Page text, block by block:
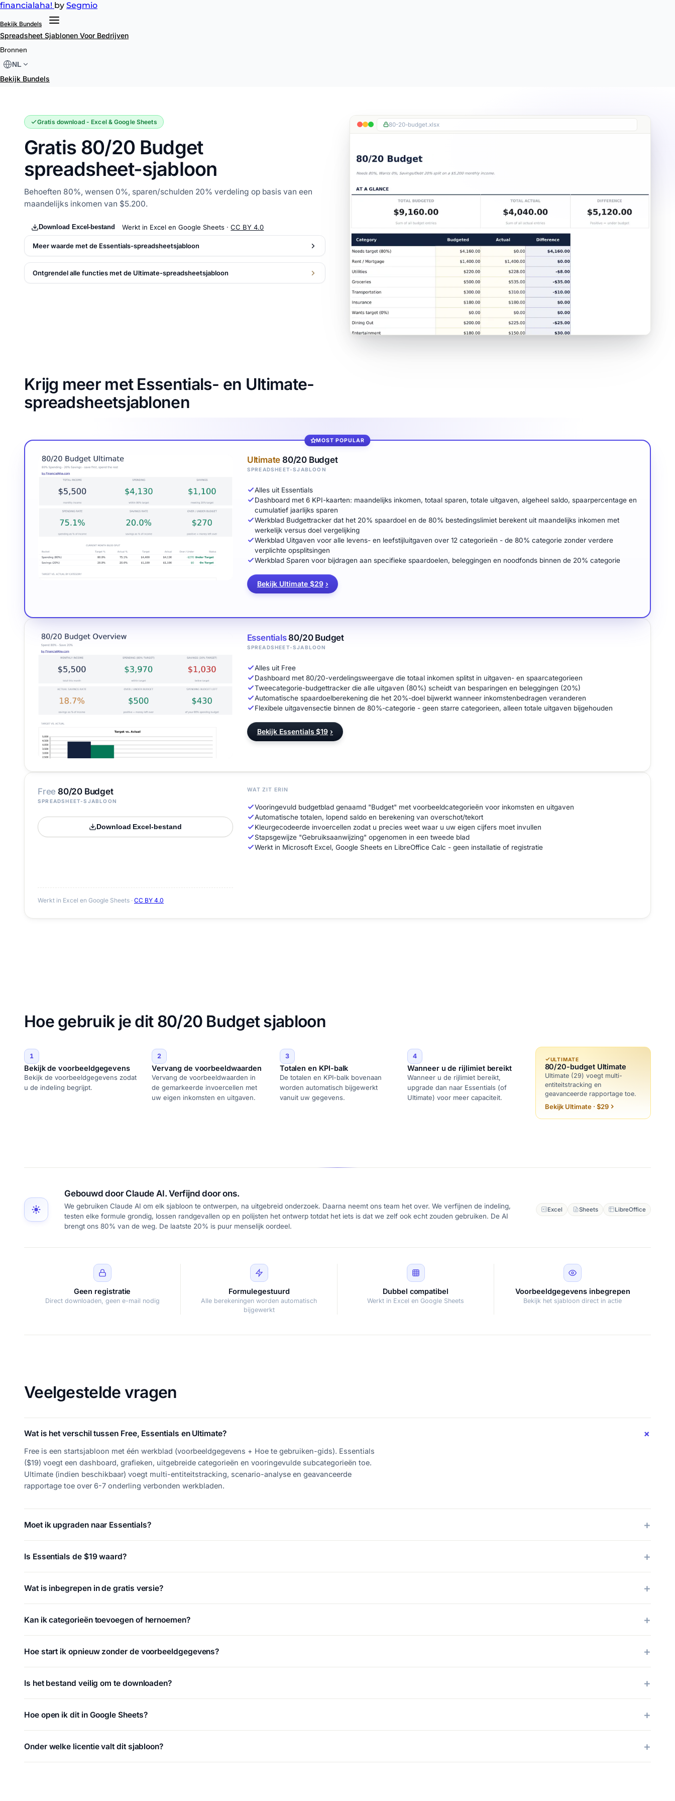
financialaha! by Segmio
Bekijk Bundels
Spreadsheet Sjablonen Voor Bedrijven
Bronnen
NL
Bekijk Bundels
80/20 Budget
Gratis download - Excel & Google Sheets
Gratis 80/20 Budget
spreadsheet-sjabloon
Behoeften 80%, wensen 0%, sparen/schulden 20% verdeling op basis van een
maandelijks inkomen van $5.200.
Download Excel-bestand Werkt in Excel en Google Sheets ·CC BY 4.0
Meer waarde met de Essentials-spreadsheetsjabloon
Ontgrendel alle functies met de Ultimate-spreadsheetsjabloon
80-20-budget.xlsx
Krijg meer met Essentials- en Ultimate-
spreadsheetsjablonen
Free 80/20 Budget
SPREADSHEET-SJABLOON
Download Excel-bestand
Werkt in Excel en Google Sheets · CC BY 4.0
WAT ZIT ERIN
Vooringevuld budgetblad genaamd "Budget" met voorbeeldcategorieën voor inkomsten en uitgaven
Automatische totalen, lopend saldo en berekening van overschot/tekort
Kleurgecodeerde invoercellen zodat u precies weet waar u uw eigen cijfers moet invullen
Stapsgewijze "Gebruiksaanwijzing" opgenomen in een tweede blad
Werkt in Microsoft Excel, Google Sheets en LibreOffice Calc - geen installatie of registratie
Essentials80/20 Budget
SPREADSHEET-SJABLOON
Alles uit Free
Dashboard met 80/20-verdelingsweergave die totaal inkomen splitst in uitgaven- en spaarcategorieen
Tweecategorie-budgettracker die alle uitgaven (80%) scheidt van besparingen en beleggingen (20%)
Automatische spaardoelberekening die het 20%-doel bijwerkt wanneer inkomstenbedragen veranderen
Flexibele uitgavensectie binnen de 80%-categorie - geen starre categorieen, alleen totale uitgaven bijgehouden
Bekijk Essentials $19 ›
MOST POPULAR
Ultimate 80/20 Budget
SPREADSHEET-SJABLOON
Alles uit Essentials
Dashboard met 6 KPI-kaarten: maandelijks inkomen, totaal sparen, totale uitgaven, algeheel saldo, spaarpercentage en
cumulatief jaarlijks sparen
Werkblad Budgettracker dat het 20% spaardoel en de 80% bestedingslimiet berekent uit maandelijks inkomen met
werkelijk versus doel vergelijking
Werkblad Uitgaven voor alle levens- en leefstijluitgaven over 12 categorieën - de 80% categorie zonder verdere
verplichte opsplitsingen
Werkblad Sparen voor bijdragen aan specifieke spaardoelen, beleggingen en noodfonds binnen de 20% categorie
Bekijk Ultimate $29 ›
Hoe gebruik je dit 80/20 Budget sjabloon
1
Bekijk de voorbeeldgegevens
Bekijk de voorbeeldgegevens zodat
u de indeling begrijpt.
2
Vervang de voorbeeldwaarden
Vervang de voorbeeldwaarden in
de gemarkeerde invoercellen met
uw eigen inkomsten en uitgaven.
3
Totalen en KPI-balk
De totalen en KPI-balk bovenaan
worden automatisch bijgewerkt
vanuit uw gegevens.
4
Wanneer u de rijlimiet bereikt
Wanneer u de rijlimiet bereikt,
upgrade dan naar Essentials (of
Ultimate) voor meer capaciteit.
ULTIMATE
80/20-budget Ultimate
Ultimate (29) voegt multi-
entiteitstracking en
geavanceerde rapportage toe.
Bekijk Ultimate · $29
Gebouwd door Claude AI. Verfijnd door ons.
We gebruiken Claude AI om elk sjabloon te ontwerpen, na uitgebreid onderzoek. Daarna neemt ons team het over. We verfijnen de indeling,
testen elke formule grondig, lossen randgevallen op en polijsten het ontwerp totdat het iets is dat we zelf ook echt zouden gebruiken. De AI
brengt ons 80% van de weg. De laatste 20% is puur menselijk oordeel.
Excel Sheets LibreOffice
Geen registratie
Direct downloaden, geen e-mail nodig
Formulegestuurd
Alle berekeningen worden automatisch
bijgewerkt
Dubbel compatibel
Werkt in Excel en Google Sheets
Voorbeeldgegevens inbegrepen
Bekijk het sjabloon direct in actie
Veelgestelde vragen
Wat is het verschil tussen Free, Essentials en Ultimate?
Free is een startsjabloon met één werkblad (voorbeeldgegevens + Hoe te gebruiken-gids). Essentials
($19) voegt een dashboard, grafieken, uitgebreide categorieën en vooringevulde subcategorieën toe.
Ultimate (indien beschikbaar) voegt multi-entiteitstracking, scenario-analyse en geavanceerde
rapportage toe over 6-7 onderling verbonden werkbladen.
Moet ik upgraden naar Essentials?
Is Essentials de $19 waard?
Wat is inbegrepen in de gratis versie?
Kan ik categorieën toevoegen of hernoemen?
Hoe start ik opnieuw zonder de voorbeeldgegevens?
Is het bestand veilig om te downloaden?
Hoe open ik dit in Google Sheets?
Onder welke licentie valt dit sjabloon?